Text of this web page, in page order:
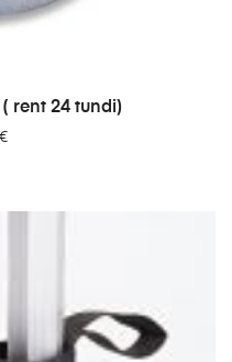
( rent 24 tundi)
€